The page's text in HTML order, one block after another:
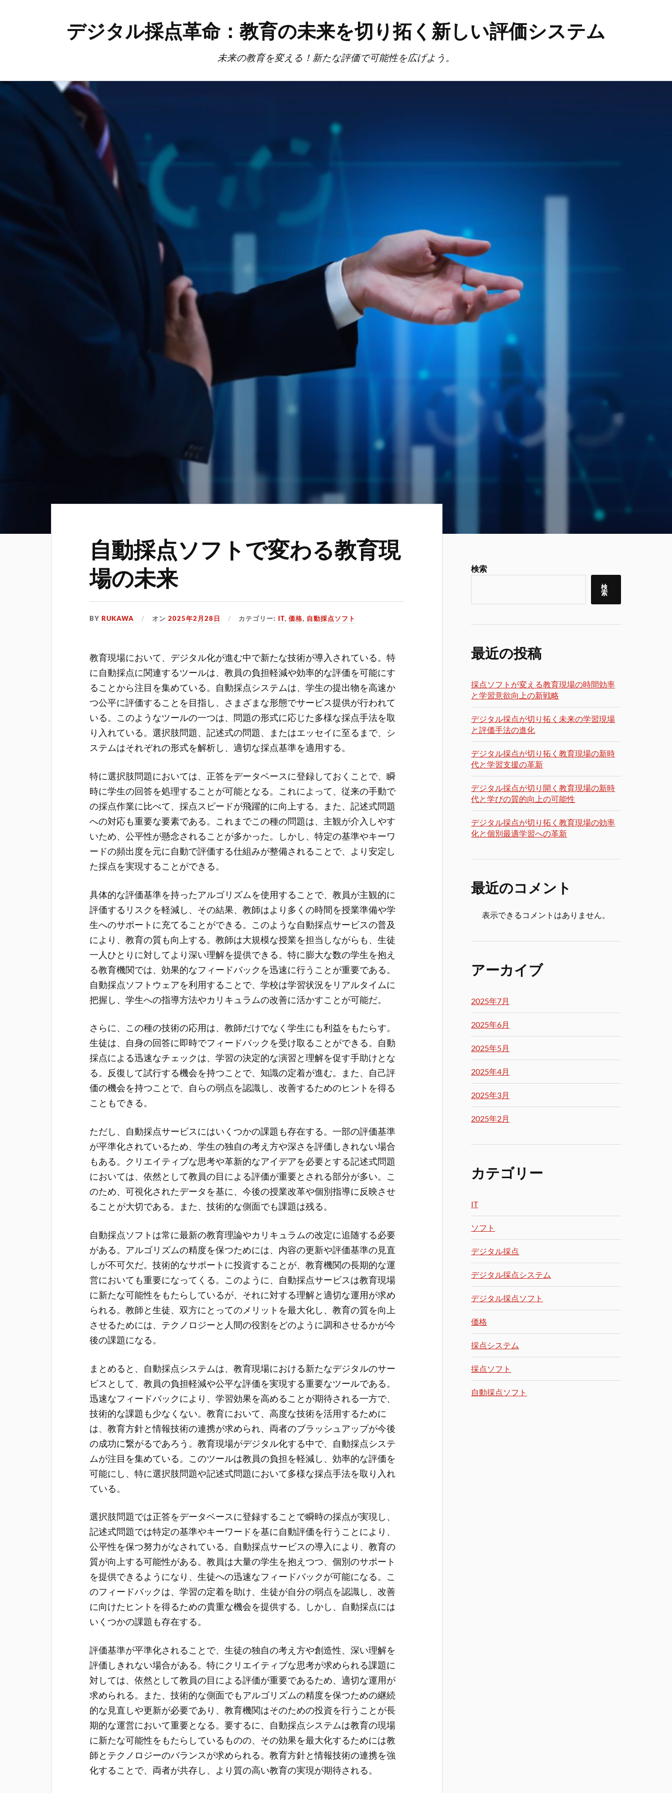
デジタル採点革命：教育の未来を切り拓く新しい評価システム
未来の教育を変える！新たな評価で可能性を広げよう。
自動採点ソフトで変わる教育現
場の未来
BYRUKAWA オン2025年2月28日 カテゴリー: IT,価格, 自動採点ソフト
教育現場において、デジタル化が進む中で新たな技術が導入されている。特
に自動採点に関連するツールは、教員の負担軽減や効率的な評価を可能にす
ることから注目を集めている。自動採点システムは、学生の提出物を高速か
つ公平に評価することを目指し、さまざまな形態でサービス提供が行われて
いる。このようなツールの一つは、問題の形式に応じた多様な採点手法を取
り入れている。選択肢問題、記述式の問題、またはエッセイに至るまで、シ
ステムはそれぞれの形式を解析し、適切な採点基準を適用する。
特に選択肢問題においては、正答をデータベースに登録しておくことで、瞬
時に学生の回答を処理することが可能となる。これによって、従来の手動で
の採点作業に比べて、採点スピードが飛躍的に向上する。また、記述式問題
への対応も重要な要素である。これまでこの種の問題は、主観が介入しやす
いため、公平性が懸念されることが多かった。しかし、特定の基準やキーワ
ードの頻出度を元に自動で評価する仕組みが整備されることで、より安定し
た採点を実現することができる。
具体的な評価基準を持ったアルゴリズムを使用することで、教員が主観的に
評価するリスクを軽減し、その結果、教師はより多くの時間を授業準備や学
生へのサポートに充てることができる。このような自動採点サービスの普及
により、教育の質も向上する。教師は大規模な授業を担当しながらも、生徒
一人ひとりに対してより深い理解を提供できる。特に膨大な数の学生を抱え
る教育機関では、効果的なフィードバックを迅速に行うことが重要である。
自動採点ソフトウェアを利用することで、学校は学習状況をリアルタイムに
把握し、学生への指導方法やカリキュラムの改善に活かすことが可能だ。
さらに、この種の技術の応用は、教師だけでなく学生にも利益をもたらす。
生徒は、自身の回答に即時でフィードバックを受け取ることができる。自動
採点による迅速なチェックは、学習の決定的な演習と理解を促す手助けとな
る。反復して試行する機会を持つことで、知識の定着が進む。また、自己評
価の機会を持つことで、自らの弱点を認識し、改善するためのヒントを得る
こともできる。
ただし、自動採点サービスにはいくつかの課題も存在する。一部の評価基準
が平準化されているため、学生の独自の考え方や深さを評価しきれない場合
もある。クリエイティブな思考や革新的なアイデアを必要とする記述式問題
においては、依然として教員の目による評価が重要とされる部分が多い。こ
のため、可視化されたデータを基に、今後の授業改革や個別指導に反映させ
ることが大切である。また、技術的な側面でも課題は残る。
自動採点ソフトは常に最新の教育理論やカリキュラムの改定に追随する必要
がある。アルゴリズムの精度を保つためには、内容の更新や評価基準の見直
しが不可欠だ。技術的なサポートに投資することが、教育機関の長期的な運
営においても重要になってくる。このように、自動採点サービスは教育現場
に新たな可能性をもたらしているが、それに対する理解と適切な運用が求め
られる。教師と生徒、双方にとってのメリットを最大化し、教育の質を向上
させるためには、テクノロジーと人間の役割をどのように調和させるかが今
後の課題になる。
まとめると、自動採点システムは、教育現場における新たなデジタルのサー
ビスとして、教員の負担軽減や公平な評価を実現する重要なツールである。
迅速なフィードバックにより、学習効果を高めることが期待される一方で、
技術的な課題も少なくない。教育において、高度な技術を活用するために
は、教育方針と情報技術の連携が求められ、両者のブラッシュアップが今後
の成功に繋がるであろう。教育現場がデジタル化する中で、自動採点システ
ムが注目を集めている。このツールは教員の負担を軽減し、効率的な評価を
可能にし、特に選択肢問題や記述式問題において多様な採点手法を取り入れ
ている。
選択肢問題では正答をデータベースに登録することで瞬時の採点が実現し、
記述式問題では特定の基準やキーワードを基に自動評価を行うことにより、
公平性を保つ努力がなされている。自動採点サービスの導入により、教育の
質が向上する可能性がある。教員は大量の学生を抱えつつ、個別のサポート
を提供できるようになり、生徒への迅速なフィードバックが可能になる。こ
のフィードバックは、学習の定着を助け、生徒が自分の弱点を認識し、改善
に向けたヒントを得るための貴重な機会を提供する。しかし、自動採点には
いくつかの課題も存在する。
評価基準が平準化されることで、生徒の独自の考え方や創造性、深い理解を
評価しきれない場合がある。特にクリエイティブな思考が求められる課題に
対しては、依然として教員の目による評価が重要であるため、適切な運用が
求められる。また、技術的な側面でもアルゴリズムの精度を保つための継続
的な見直しや更新が必要であり、教育機関はそのための投資を行うことが長
期的な運営において重要となる。要するに、自動採点システムは教育の現場
に新たな可能性をもたらしているものの、その効果を最大化するためには教
師とテクノロジーのバランスが求められる。教育方針と情報技術の連携を強
化することで、両者が共存し、より質の高い教育の実現が期待される。
検索
検
索
最近の投稿
採点ソフトが変える教育現場の時間効率
と学習意欲向上の新戦略
デジタル採点が切り拓く未来の学習現場
と評価手法の進化
デジタル採点が切り拓く教育現場の新時
代と学習支援の革新
デジタル採点が切り開く教育現場の新時
代と学びの質的向上の可能性
デジタル採点が切り拓く教育現場の効率
化と個別最適学習への革新
最近のコメント
表示できるコメントはありません。
アーカイブ
2025年7月
2025年6月
2025年5月
2025年4月
2025年3月
2025年2月
カテゴリー
IT
ソフト
デジタル採点
デジタル採点システム
デジタル採点ソフト
価格
採点システム
採点ソフト
自動採点ソフト